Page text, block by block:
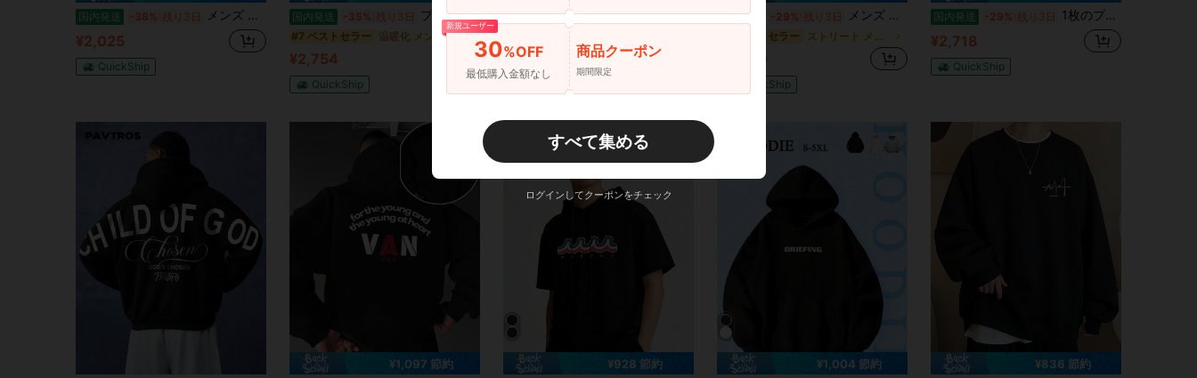
国内発送 -38% 残り3日 メンズ 冬服、メンズレタープリント ラウンドネック 長袖 カジュアル スウェットシャツ 外出用 クルーネック ライトグレー グラフィック スウェットシャツ、友人、夫、彼氏へのギフトに、秋冬用、メンズ トレーナー、メンズ パーカー、メンズ・ウィンタージャケット、 サブカル、 トレーナー、クリスマス、パーカー冬、 裏起毛 パーカー、ストリート系 、y2k メンズ、 メンズ服、サッカー、裏起毛 トレーナー、ストリート系、 mobbパーカー、アウター、せっとあっぷ メンズ、ぱーかー 帕克
¥2,025
QuickShip
国内発送 -35% 残り3日 プラスサイズ メンズ ブリーフィング プルオーバー パーカー 秋 ソフトコットン リラックスフィット カジュアル 通気性
#7 ベストセラー 温暖化 メンズパーカー
¥2,754
QuickShip
国内発送 -29% 残り3日 国内発送｜メンズカジュアルパーカー 秋冬新作 ストリートスタイル必須、デートにも日常使いにも最適、保温性と肌触りの良さ 秋の理想的な一着ですLong
QuickShip
国内発送 -29% 残り3日 メンズ ネイビーブルーグラフィック​​フーディ​​ - 速乾性、カジュアルストリートウェア、ウェーブデザイン、レギュラーフィット、カジュアルアティア用通気性生地、速乾​​フーディ​​ | ストリートウェアファッション | 快適フィット、​​フーディ​​
#4 ベストセラー
¥2,440
QuickShip
国内発送 -29% 残り3日 1枚のプリント男前柄男性用フード付きシャツ-300 gコットンの快適カジュアルなプルオーバー、デザインの斬新さが目を引く、秋冬用フード付きジャージ、便利なカンガルーポケット付き-バレンタインデーとクリスマスの完璧なプレゼント選び
¥2,718
QuickShip
¥1,097 節約 ¥928 節約 ¥1,004 節約 ¥836 節約
新規ユーザー
30%OFF
最低購入金額なし
商品クーポン
期間限定
すべて集める
ログインしてクーポンをチェック